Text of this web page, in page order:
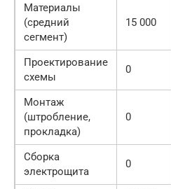
Материалы
(средний
сегмент)
15 000
Проектирование
схемы
0
Монтаж
(штробление,
прокладка)
0
Сборка
электрощита
0